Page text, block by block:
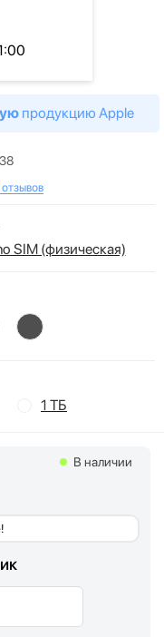
продукцию Apple
SIM (физическая)
1 ТБ
В наличии